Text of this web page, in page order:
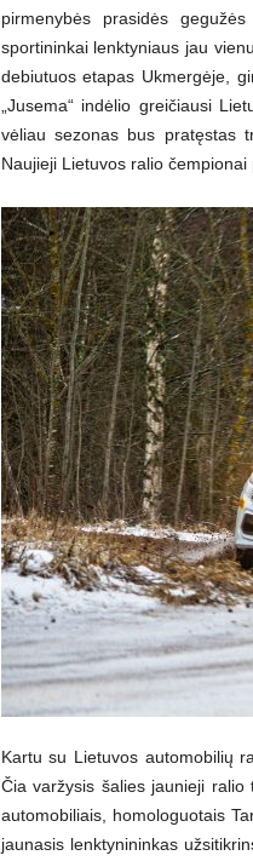
pirmenybės prasidės
sportininkai lenktyniaus jau
debiutuos etapas Ukmergėje,
„Jusema“ indėlio greičiausi
vėliau sezonas bus pratęstas
Naujieji Lietuvos ralio
Kartu su Lietuvos automobilių
Čia varžysis šalies jaunieji ralio
automobiliais, homologuotais
jaunasis lenktynininkas